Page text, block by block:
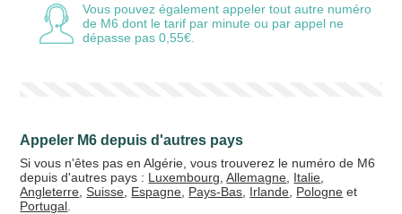
Vous pouvez également appeler tout autre numéro
de M6 dont le tarif par minute ou par appel ne
dépasse pas 0,55€.
Appeler M6 depuis d'autres pays
Si vous n'êtes pas en Algérie, vous trouverez le numéro de M6
depuis d'autres pays : Luxembourg ,Allemagne Italie
Angleterre ,Suisse Espagne Pays-Bas Irlande Pologne et
Portugal